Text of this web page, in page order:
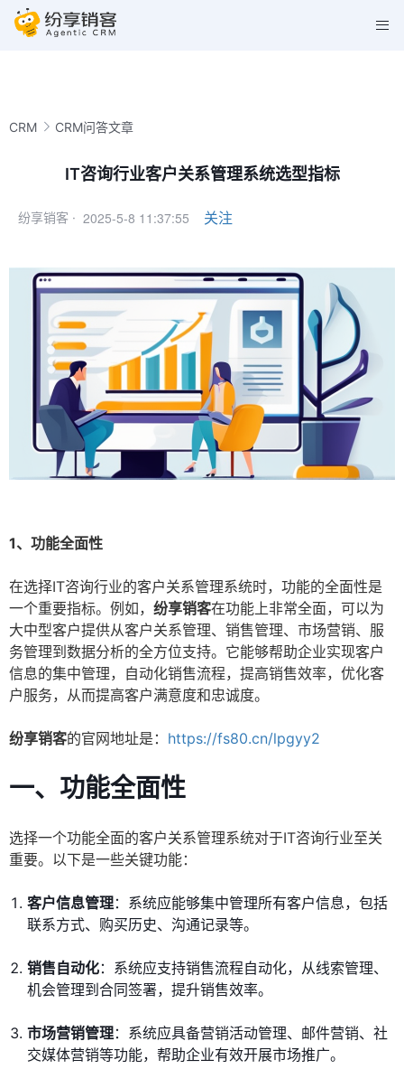
CRM CRM问答文章
IT咨询行业客户关系管理系统选型指标
纷享销客 · 2025-5-8 11:37:55 关注
1、功能全面性
在选择IT咨询行业的客户关系管理系统时，功能的全面性是
一个重要指标。例如， 纷享销客在功能上非常全面，可以为
大中型客户提供从客户关系管理、销售管理、市场营销、服
务管理到数据分析的全方位支持。它能够帮助企业实现客户
信息的集中管理，自动化销售流程，提高销售效率，优化客
户服务，从而提高客户满意度和忠诚度。
纷享销客的官网地址是： https://fs80.cn/lpgyy2
一、功能全面性
选择一个功能全面的客户关系管理系统对于IT咨询行业至关
重要。以下是一些关键功能：
客户信息管理：系统应能够集中管理所有客户信息，包括
联系方式、购买历史、沟通记录等。
销售自动化：系统应支持销售流程自动化，从线索管理、
机会管理到合同签署，提升销售效率。
市场营销管理：系统应具备营销活动管理、邮件营销、社
交媒体营销等功能，帮助企业有效开展市场推广。